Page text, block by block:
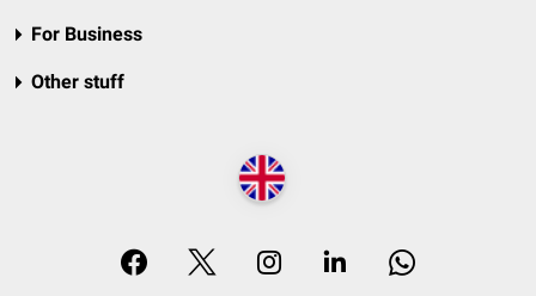
For Business
Other stuff